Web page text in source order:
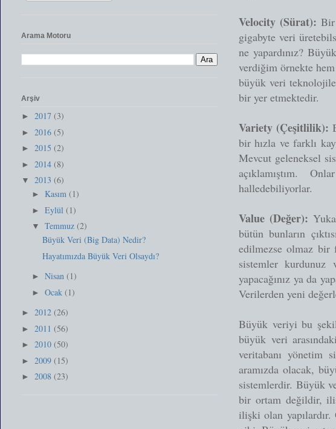
Velocity (Sürat):
gigabyte veri
ne yapardınız?
verdiğim örnekte
büyük veri
bir yer etmektedir.
Variety (Çeşitlilik):
bir hızla ve farklı
Mevcut geleneksel
açıklamıştım.
halledebiliyorlar.
Value (Değer):
bütün bunların
edilmezse olmaz bir
sistemler
yapacağınız ya da
Verilerden yeni
Büyük veriyi bu
büyük veri
veritabanı yönetim
aramızda olacak,
sistemlerdir. Büyük
bir ortam değildir,
ilişki olan
Arama Motoru
Arşiv
► 2017 (3)
► 2016 (5)
► 2015 (2)
► 2014 (8)
▼ 2013 (6)
► Kasım (1)
► Eylül (1)
▼ Temmuz (2)
Büyük Veri (Big Data) Nedir?
Hayatımızda Büyük Veri Olsaydı?
► Nisan (1)
► Ocak (1)
► 2012 (26)
► 2011 (56)
► 2010 (50)
► 2009 (15)
► 2008 (23)